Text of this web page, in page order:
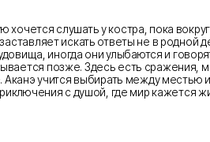
слушать у костра, пока
искать ответы не в
иногда они улыбаются и
позже. Здесь есть сражения,
Аканэ учится выбирать между
с душой, где мир кажется